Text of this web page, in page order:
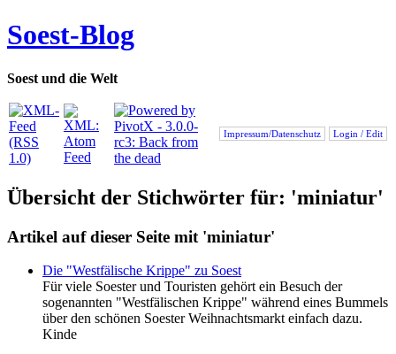
Soest-Blog
Soest und die Welt
Impressum/Datenschutz Login / Edit
Übersicht der Stichwörter für: 'miniatur'
Artikel auf dieser Seite mit 'miniatur'
Die "Westfälische Krippe" zu Soest
Für viele Soester und Touristen gehört ein Besuch der
sogenannten "Westfälischen Krippe" während eines Bummels
über den schönen Soester Weihnachtsmarkt einfach dazu.
Kinde